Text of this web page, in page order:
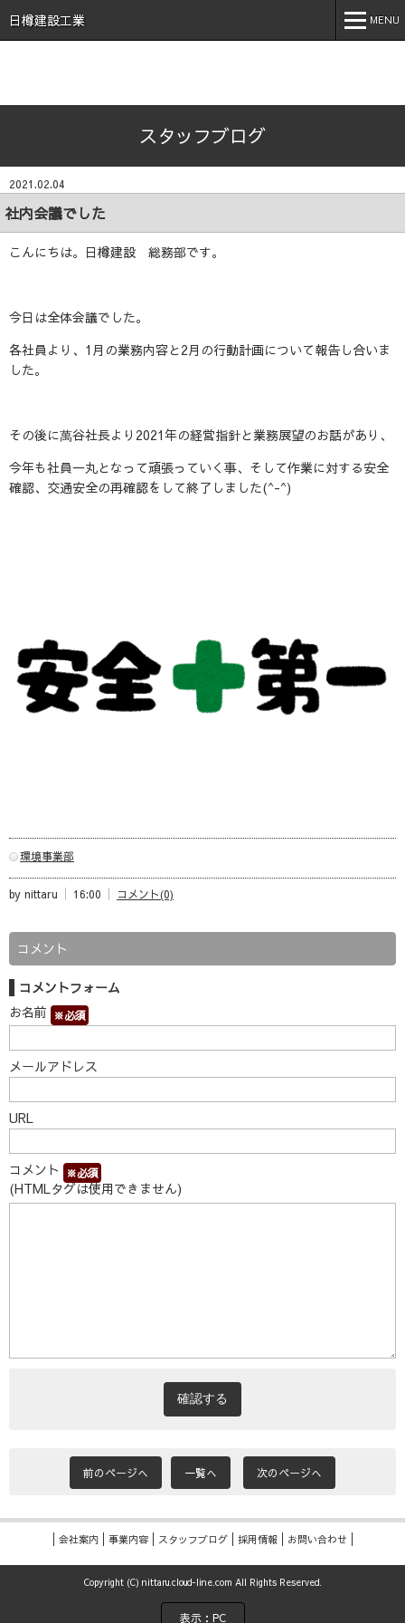
式会社 日樽 建設 土木 建築 新築 戸建 工事 解体 地元 安
心 誠実 コロナ 空気触媒 酸素クラスター オゾン 不活化
日樽建設工業 MENU
事業内容
実績紹介
施工事例
スタッフブログ
お問い合わせ
スタッフブログ
2021.02.04
社内会議でした
こんにちは。日樽建設 総務部です。
今日は全体会議でした。
各社員より、1月の業務内容と2月の行動計画について報告し合いま
した。
その後に萬谷社長より2021年の経営指針と業務展望のお話があり、
今年も社員一丸となって頑張っていく事、そして作業に対する安全
確認、交通安全の再確認をして終了しました(^-^)
環境事業部
by nittaru 16:00 コメント(0)
コメント
コメントフォーム
お名前
※必須
メールアドレス
URL
コメント ※必須
(HTMLタグは使用できません)
前のページへ 一覧へ 次のページへ
会社案内 事業内容 スタッフブログ 採用情報 お問い合わせ
Copyright (C) nittaru.cloud-line.com All Rights Reserved.
表示：PC